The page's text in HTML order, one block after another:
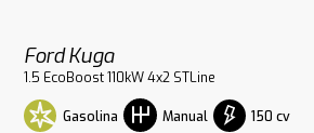
Ford Kuga
1.5 EcoBoost 110kW 4x2 STLine
Gasolina Manual 150 cv